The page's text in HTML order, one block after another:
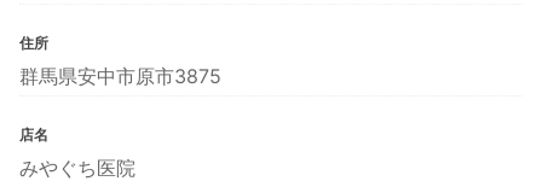
住所
群馬県安中市原市3875
店名
みやぐち医院